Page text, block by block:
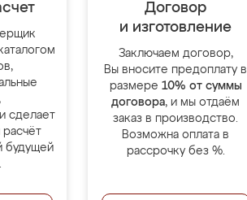
сделает
расчёт
будущей
Договор
и изготовление
Заключаем договор,
Вы вносите предоплату в
размере 10% от суммы
договора, и мы отдаём
заказ в производство.
Возможна оплата в
рассрочку без %.